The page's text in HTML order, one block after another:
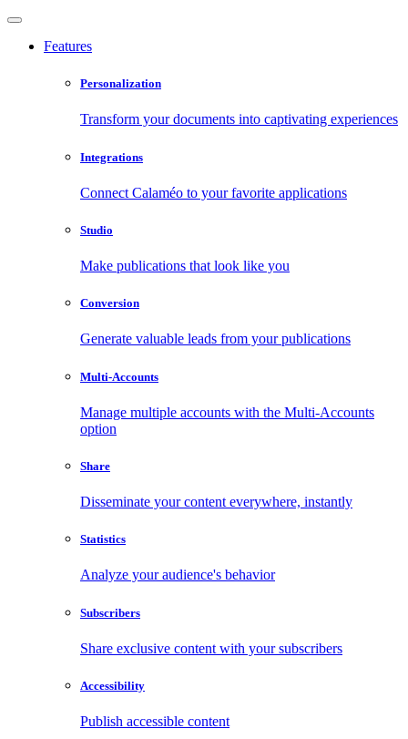
Features
Personalization
Transform your documents into captivating experiences
Integrations
Connect Calaméo to your favorite applications
Studio
Make publications that look like you
Conversion
Generate valuable leads from your publications
Multi-Accounts
Manage multiple accounts with the Multi-Accounts
option
Share
Disseminate your content everywhere, instantly
Statistics
Analyze your audience's behavior
Subscribers
Share exclusive content with your subscribers
Accessibility
Publish accessible content